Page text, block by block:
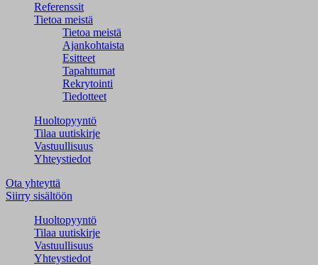
Referenssit
Tietoa meistä
Tietoa meistä
Ajankohtaista
Esitteet
Tapahtumat
Rekrytointi
Tiedotteet
Huoltopyyntö
Tilaa uutiskirje
Vastuullisuus
Yhteystiedot
Ota yhteyttä
Siirry sisältöön
Huoltopyyntö
Tilaa uutiskirje
Vastuullisuus
Yhteystiedot